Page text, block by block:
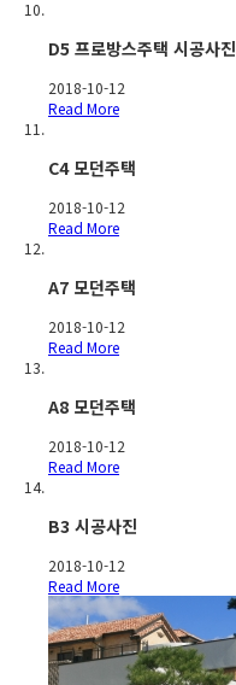
D5 프로방스주택 시공사진
2018-10-12
Read More
C4 모던주택
2018-10-12
Read More
A7 모던주택
2018-10-12
Read More
A8 모던주택
2018-10-12
Read More
B3 시공사진
2018-10-12
Read More